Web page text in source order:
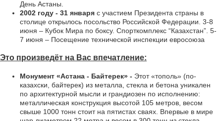
День Астаны.
2002 году - 31 января с участием Президента страны в
столице открылось посольство Российской Федерации. 3-8
июня – Кубок Мира по боксу. Спорткомплекс “Казахстан”. 5-
7 июня – Посещение технической инспекции евросоюза
Это произведёт на Вас впечатление:
Монумент «Астана - Байтерек» - Этот «тополь» (по-
казахски, байтерек) из металла, стекла и бетона уникален
по архитектурной мысли и грандиозен по исполнению:
металлическая конструкция высотой 105 метров, весом
свыше 1000 тонн стоит на пятистах сваях. Впервые в мире